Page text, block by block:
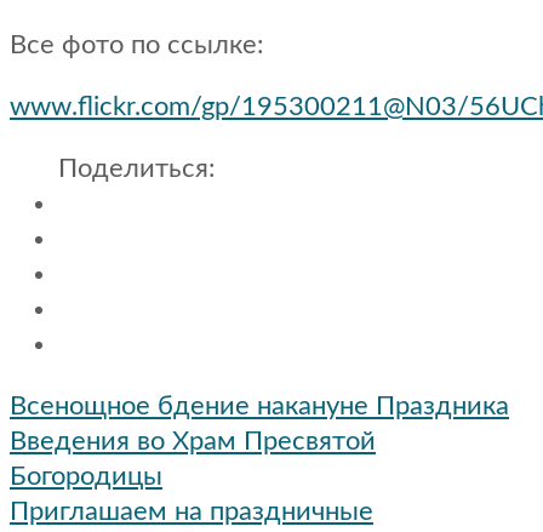
Все фото по ссылке:
www.flickr.com/gp/195300211@N03/
Поделиться:
Навигация
по
записям
Всенощное бдение накануне Праздника
Введения во Храм Пресвятой
Богородицы
Приглашаем на праздничные